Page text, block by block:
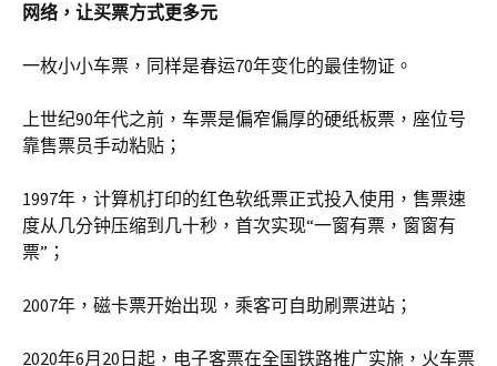
网络，让买票方式更多元
一枚小小车票，同样是春运70年变化的最佳物证。
上世纪90年代之前，车票是偏窄偏厚的硬纸板票，座位号
靠售票员手动粘贴；
1997年，计算机打印的红色软纸票正式投入使用，售票速
度从几分钟压缩到几十秒，首次实现“一窗有票，窗窗有
票”；
2007年，磁卡票开始出现，乘客可自助刷票进站；
2020年6月20日起，电子客票在全国铁路推广实施，火车票